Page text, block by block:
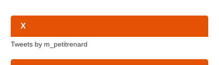
X
Tweets by m_petitrenard